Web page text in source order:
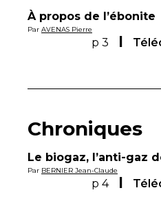
À propos de l’ébonite
Par AVENAS Pierre
p 3
Chroniques
Le biogaz, l’anti-gaz
Par BERNIER Jean-Claude
p 4